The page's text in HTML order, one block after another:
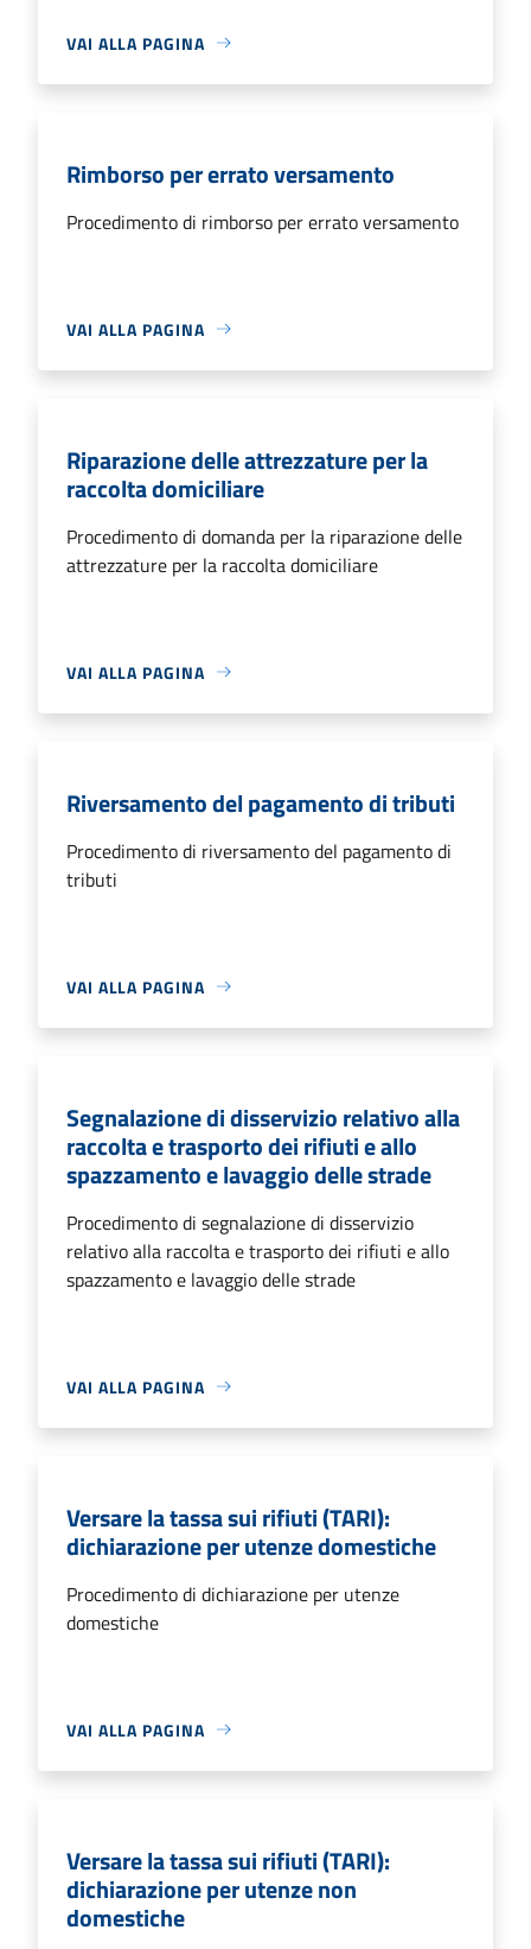
VAI ALLA PAGINA
Rimborso per errato versamento
Procedimento di rimborso per errato versamento
VAI ALLA PAGINA
Riparazione delle attrezzature per la
raccolta domiciliare
Procedimento di domanda per la riparazione delle
attrezzature per la raccolta domiciliare
VAI ALLA PAGINA
Riversamento del pagamento di tributi
Procedimento di riversamento del pagamento di
tributi
VAI ALLA PAGINA
Segnalazione di disservizio relativo alla
raccolta e trasporto dei rifiuti e allo
spazzamento e lavaggio delle strade
Procedimento di segnalazione di disservizio
relativo alla raccolta e trasporto dei rifiuti e allo
spazzamento e lavaggio delle strade
VAI ALLA PAGINA
Versare la tassa sui rifiuti (TARI):
dichiarazione per utenze domestiche
Procedimento di dichiarazione per utenze
domestiche
VAI ALLA PAGINA
Versare la tassa sui rifiuti (TARI):
dichiarazione per utenze non
domestiche